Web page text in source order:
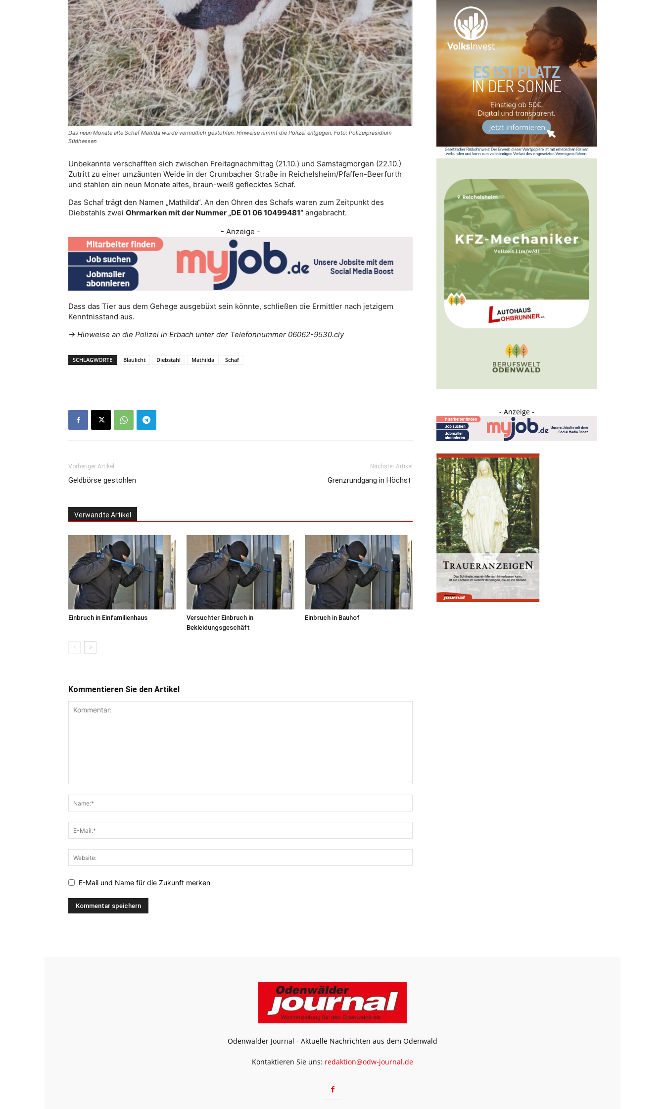
Das neun Monate alte Schaf Matilda wurde vermutlich gestohlen. Hinweise nimmt die Polizei entgegen. Foto: Polizeipräsidium
Südhessen
Unbekannte verschafften sich zwischen Freitagnachmittag (21.10.) und Samstagmorgen (22.10.)
Zutritt zu einer umzäunten Weide in der Crumbacher Straße in Reichelsheim/Pfaffen-Beerfurth
und stahlen ein neun Monate altes, braun-weiß geflecktes Schaf.
Das Schaf trägt den Namen „Mathilda“. An den Ohren des Schafs waren zum Zeitpunkt des
Diebstahls zwei Ohrmarken mit der Nummer „DE 01 06 10499481“ angebracht.
- Anzeige -
Dass das Tier aus dem Gehege ausgebüxt sein könnte, schließen die Ermittler nach jetzigem
Kenntnisstand aus.
-> Hinweise an die Polizei in Erbach unter der Telefonnummer 06062-9530.cly
SCHLAGWORTE Blaulicht Diebstahl Mathilda Schaf
Vorheriger Artikel
Geldbörse gestohlen
Nächster Artikel
Grenzrundgang in Höchst
Verwandte Artikel
Einbruch in Einfamilienhaus
Versuchter Einbruch in
Bekleidungsgeschäft
Einbruch in Bauhof
Kommentieren Sie den Artikel
E-Mail und Name für die Zukunft merken
- Anzeige -
Odenwälder Journal - Aktuelle Nachrichten aus dem Odenwald
Kontaktieren Sie uns: redaktion@odw-journal.de